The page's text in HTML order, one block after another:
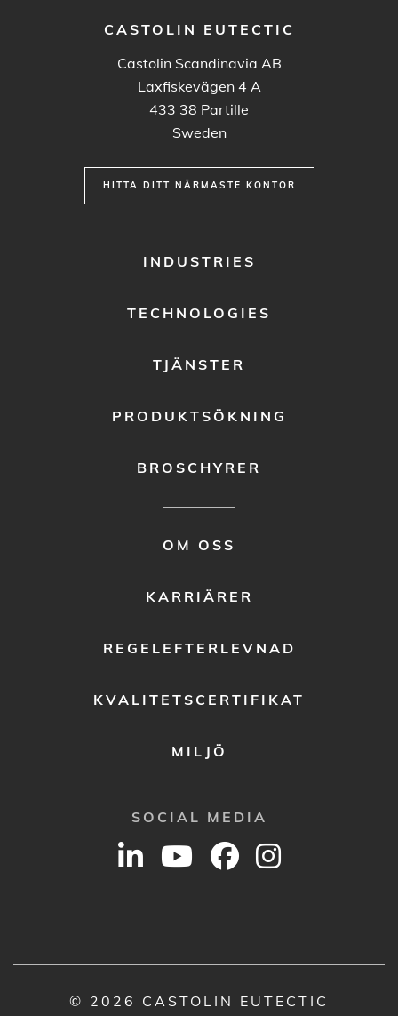
CASTOLIN EUTECTIC
Castolin Scandinavia AB
Laxfiskevägen 4 A
433 38 Partille
Sweden
HITTA DITT NÄRMASTE KONTOR
INDUSTRIES
TECHNOLOGIES
TJÄNSTER
PRODUKTSÖKNING
BROSCHYRER
OM OSS
KARRIÄRER
REGELEFTERLEVNAD
KVALITETSCERTIFIKAT
MILJÖ
SOCIAL MEDIA
© 2026 CASTOLIN EUTECTIC